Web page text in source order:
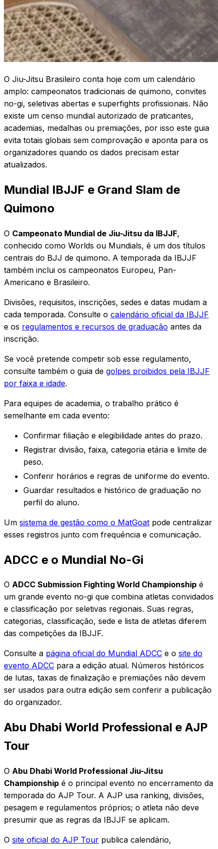
O Jiu-Jitsu Brasileiro conta hoje com um calendário
amplo: campeonatos tradicionais de quimono, convites
no-gi, seletivas abertas e superfights profissionais. Não
existe um censo mundial autorizado de praticantes,
academias, medalhas ou premiações, por isso este guia
evita totais globais sem comprovação e aponta para os
organizadores quando os dados precisam estar
atualizados.
Mundial IBJJF e Grand Slam de
Quimono
O Campeonato Mundial de Jiu-Jitsu da IBJJF,
conhecido como Worlds ou Mundials, é um dos títulos
centrais do BJJ de quimono. A temporada da IBJJF
também inclui os campeonatos Europeu, Pan-
Americano e Brasileiro.
Divisões, requisitos, inscrições, sedes e datas mudam a
cada temporada. Consulte o calendário oficial da IBJJF
e os regulamentos e recursos de graduação antes da
inscrição.
Se você pretende competir sob esse regulamento,
consulte também o guia de golpes proibidos pela IBJJF
por faixa e idade.
Para equipes de academia, o trabalho prático é
semelhante em cada evento:
Confirmar filiação e elegibilidade antes do prazo.
Registrar divisão, faixa, categoria etária e limite de
peso.
Conferir horários e regras de uniforme do evento.
Guardar resultados e histórico de graduação no
perfil do aluno.
Um sistema de gestão como o MatGoat pode centralizar
esses registros junto com frequência e comunicação.
ADCC e o Mundial No-Gi
O ADCC Submission Fighting World Championship é
um grande evento no-gi que combina atletas convidados
e classificação por seletivas regionais. Suas regras,
categorias, classificação, sede e lista de atletas diferem
das competições da IBJJF.
Consulte a página oficial do Mundial ADCC e o site do
evento ADCC para a edição atual. Números históricos
de lutas, taxas de finalização e premiações não devem
ser usados para outra edição sem conferir a publicação
do organizador.
Abu Dhabi World Professional e AJP
Tour
O Abu Dhabi World Professional Jiu-Jitsu
Championship é o principal evento no encerramento da
temporada do AJP Tour. A AJP usa ranking, divisões,
pesagem e regulamentos próprios; o atleta não deve
presumir que as regras da IBJJF se aplicam.
O site oficial do AJP Tour publica calendário,